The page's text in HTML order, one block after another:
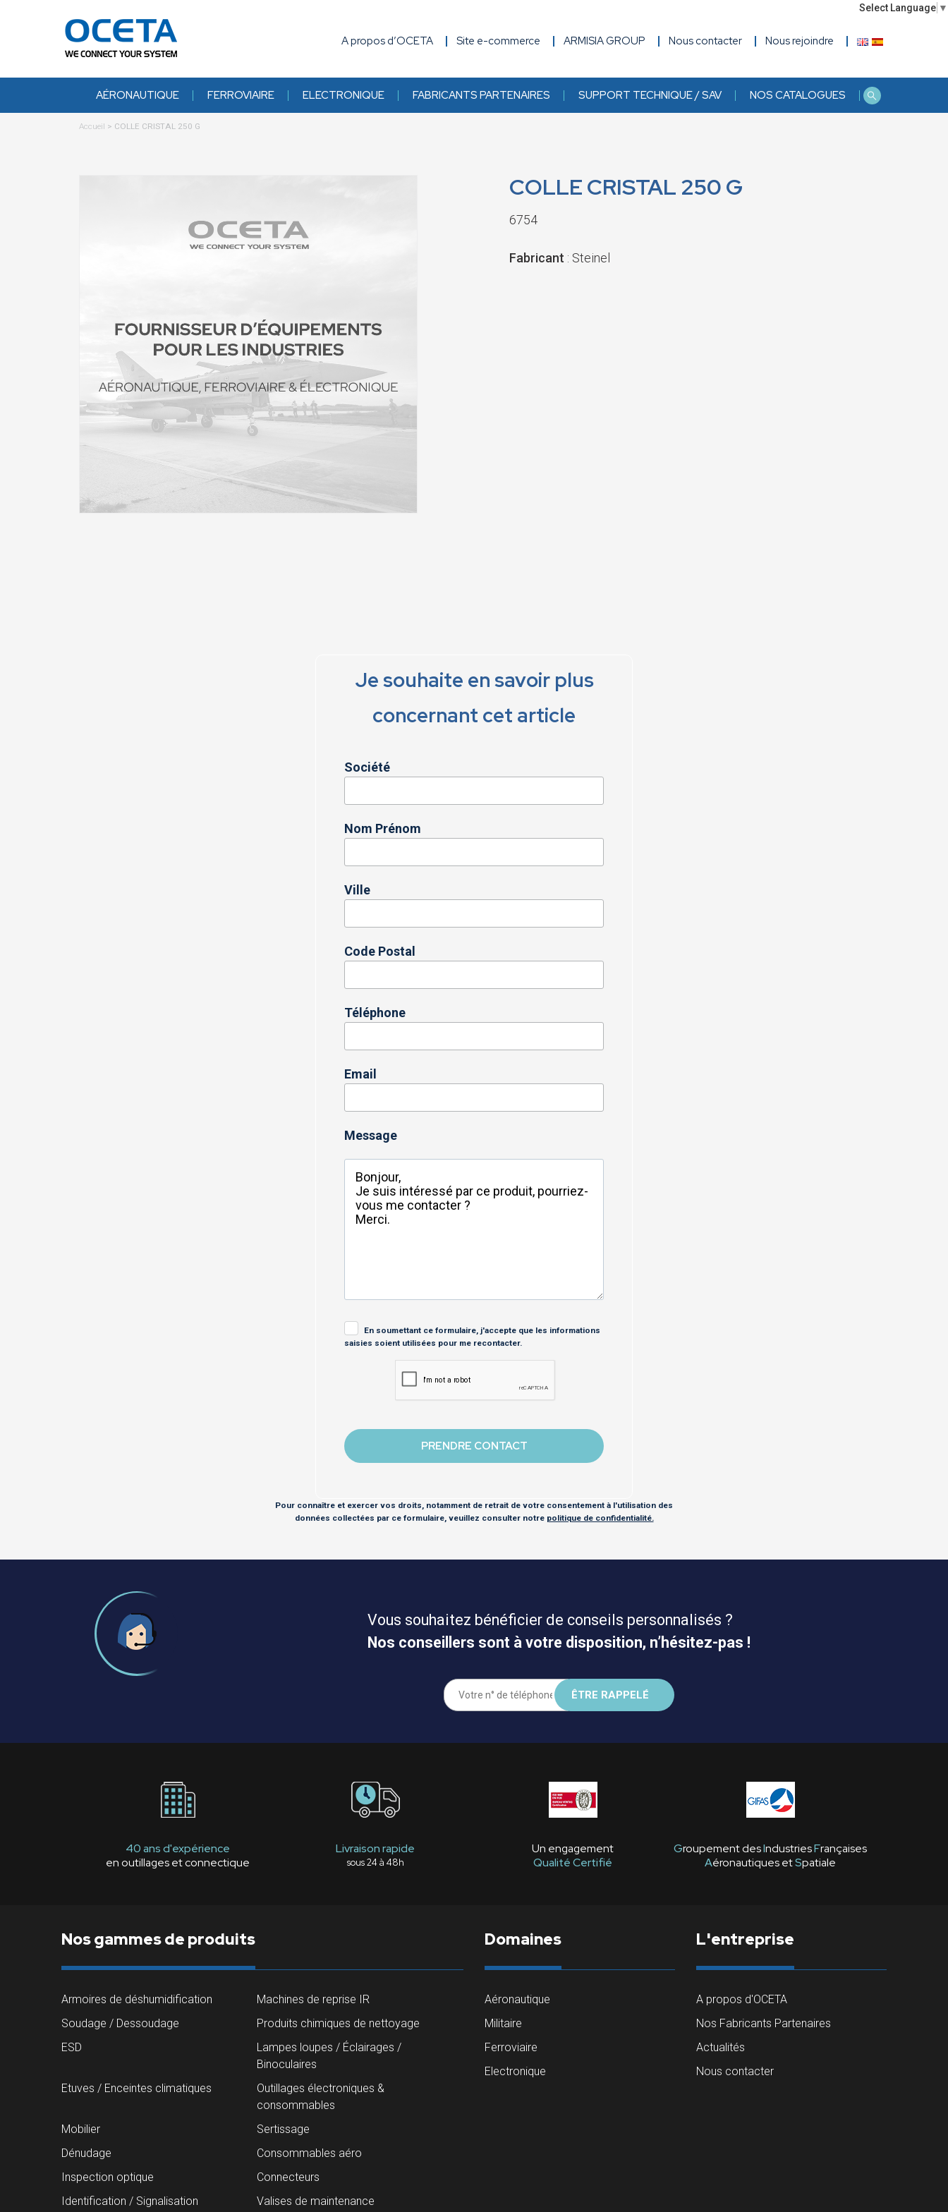
Select Language ▼
A propos d’OCETA Site e-commerce ARMISIA GROUP Nous contacter Nous rejoindre
AÉRONAUTIQUE FERROVIAIRE ELECTRONIQUE FABRICANTS PARTENAIRES SUPPORT TECHNIQUE / SAV NOS CATALOGUES
Accueil > COLLE CRISTAL 250 G
COLLE CRISTAL 250 G
6754
Fabricant : Steinel
Je souhaite en savoir plus
concernant cet article
Société
Nom Prénom
Ville
Code Postal
Téléphone
Email
Message
En soumettant ce formulaire, j'accepte que les informations
saisies soient utilisées pour me recontacter.
Pour connaître et exercer vos droits, notamment de retrait de votre consentement à l'utilisation des
données collectées par ce formulaire, veuillez consulter notre politique de confidentialité.
Vous souhaitez bénéficier de conseils personnalisés ?
Nos conseillers sont à votre disposition, n’hésitez-pas !
40 ans d'expérience
en outillages et connectique
Livraison rapide
sous 24 à 48h
Un engagement
Qualité Certifié
Groupement desIndustriesFrançaises
Aéronautiques etSpatiale
Nos gammes de produits
Armoires de déshumidification
Machines de reprise IR
Soudage / Dessoudage
Produits chimiques de nettoyage
ESD
Lampes loupes / Éclairages /
Binoculaires
Etuves / Enceintes climatiques
Outillages électroniques &
consommables
Mobilier
Sertissage
Dénudage
Consommables aéro
Inspection optique
Connecteurs
Identification / Signalisation
Valises de maintenance
Domaines
Aéronautique
Militaire
Ferroviaire
Electronique
L'entreprise
A propos d'OCETA
Nos Fabricants Partenaires
Actualités
Nous contacter